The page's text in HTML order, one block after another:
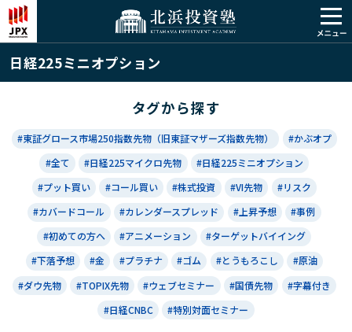
日経225ミニオプション
タグから探す
#東証グロース市場250指数先物（旧東証マザーズ指数先物）
#かぶオプ
#全て
#日経225マイクロ先物
#日経225ミニオプション
#プット買い
#コール買い #株式投資 #VI先物
#リスク
#カバードコール
#カレンダースプレッド #上昇予想
#事例
#初めての方へ
#アニメーション
#ターゲットバイイング
#下落予想
#金 #プラチナ #ゴム #とうもろこし
#原油
#ダウ先物
#TOPIX先物 #ウェブセミナー #国債先物
#字幕付き
#日経CNBC
#特別対面セミナー